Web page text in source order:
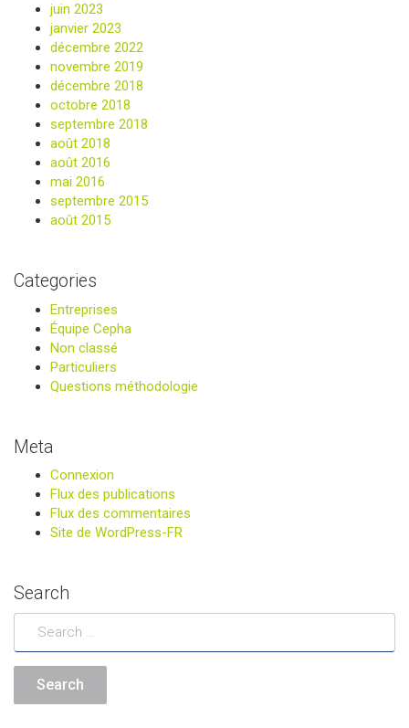
juin 2023
janvier 2023
décembre 2022
novembre 2019
décembre 2018
octobre 2018
septembre 2018
août 2018
août 2016
mai 2016
septembre 2015
août 2015
Categories
Entreprises
Équipe Cepha
Non classé
Particuliers
Questions méthodologie
Meta
Connexion
Flux des publications
Flux des commentaires
Site de WordPress-FR
Search